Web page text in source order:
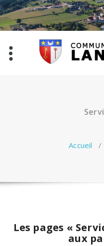
Aller
au
contenu
Accueil /
Les pages «
aux